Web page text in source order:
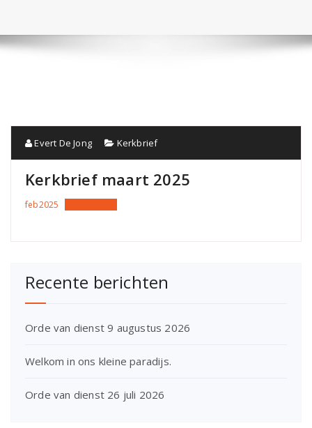
Evert De Jong Kerkbrief
Kerkbrief maart 2025
feb2025
Recente berichten
Orde van dienst 9 augustus 2026
Welkom in ons kleine paradijs.
Orde van dienst 26 juli 2026